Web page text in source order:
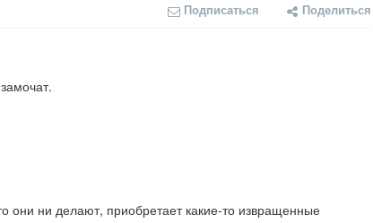
Подписаться Поделиться
они ни делают, приобретает какие-то извращенные